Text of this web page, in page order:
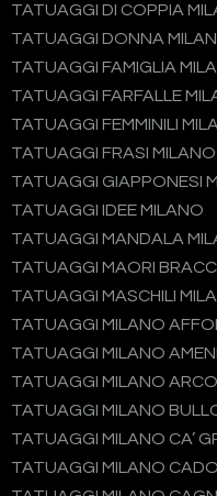
TATUAGGI DI COPPIA
TATUAGGI DONNA
TATUAGGI FAMIGLIA
TATUAGGI FARFALLE
TATUAGGI FEMMINILI
TATUAGGI FRASI MILANO
TATUAGGI GIAPPONESI
TATUAGGI IDEE MILANO
TATUAGGI MANDALA
TATUAGGI MAORI
TATUAGGI MASCHILI
TATUAGGI MILANO
TATUAGGI MILANO
TATUAGGI MILANO
TATUAGGI MILANO
TATUAGGI MILANO CA’
TATUAGGI MILANO